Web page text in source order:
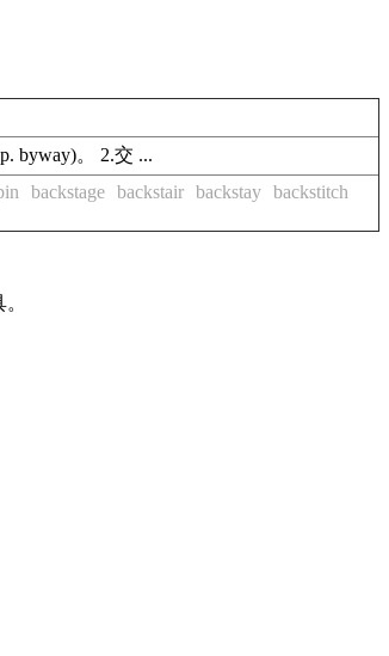
byway)。 2.交 ...
backstage backstair backstay backstitch